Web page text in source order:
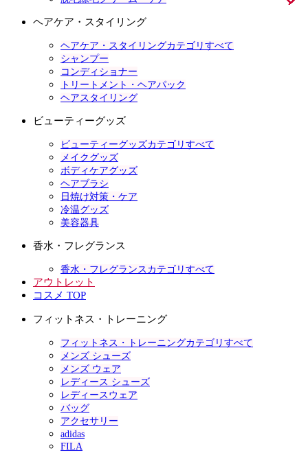
ヘアケア・スタイリング
ヘアケア・スタイリングカテゴリすべて
シャンプー
コンディショナー
トリートメント・ヘアパック
ヘアスタイリング
ビューティーグッズ
ビューティーグッズカテゴリすべて
メイクグッズ
ボディケアグッズ
ヘアブラシ
日焼け対策・ケア
冷温グッズ
美容器具
香水・フレグランス
香水・フレグランスカテゴリすべて
アウトレット
コスメ TOP
フィットネス・トレーニング
フィットネス・トレーニングカテゴリすべて
メンズ シューズ
メンズ ウェア
レディース シューズ
レディースウェア
バッグ
アクセサリー
adidas
FILA